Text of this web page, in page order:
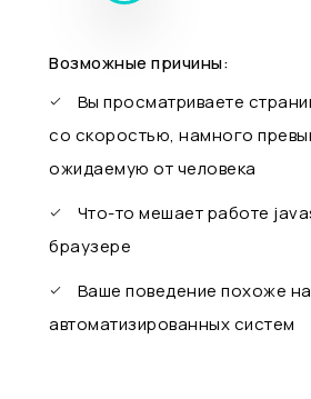
Возможные причины:
Вы просматриваете
со скоростью, намного
ожидаемую от человека
Что-то мешает работе
браузере
Ваше поведение похоже
автоматизированных систем